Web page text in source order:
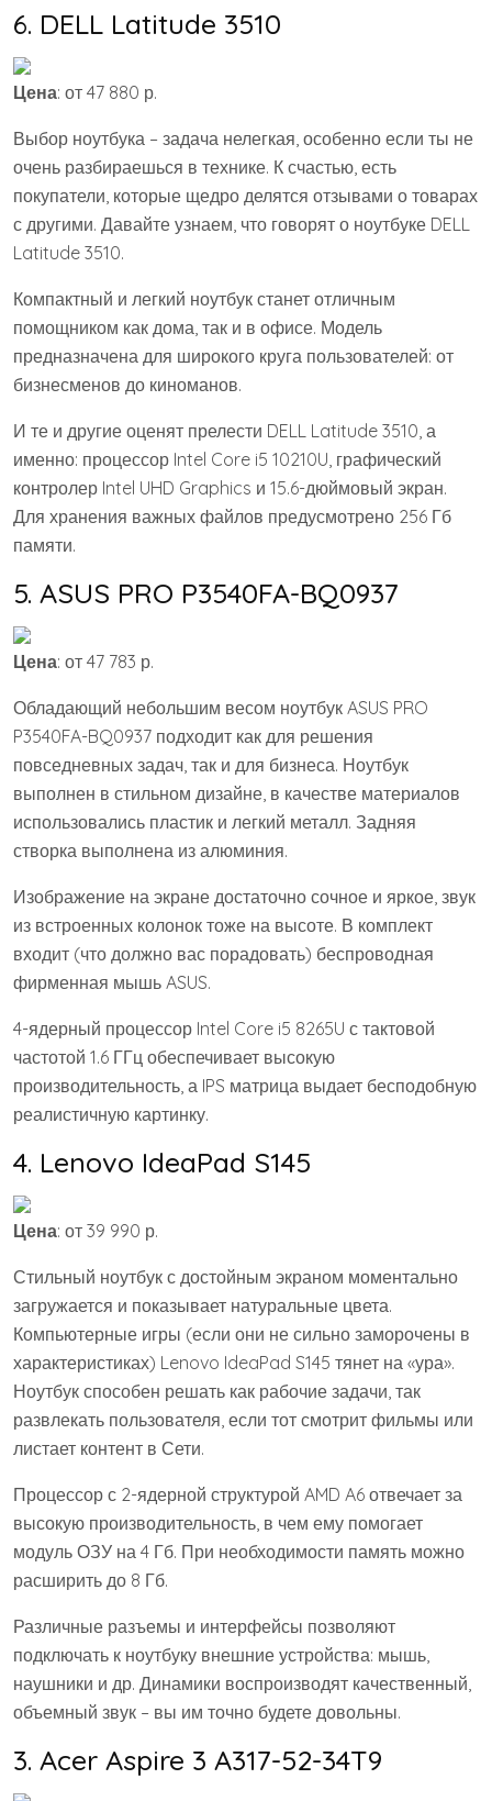
6. DELL Latitude 3510
Цена: от 47 880 р.
Выбор ноутбука – задача нелегкая, особенно если ты не
очень разбираешься в технике. К счастью, есть
покупатели, которые щедро делятся отзывами о товарах
с другими. Давайте узнаем, что говорят о ноутбуке DELL
Latitude 3510.
Компактный и легкий ноутбук станет отличным
помощником как дома, так и в офисе. Модель
предназначена для широкого круга пользователей: от
бизнесменов до киноманов.
И те и другие оценят прелести DELL Latitude 3510, а
именно: процессор Intel Core i5 10210U, графический
контролер Intel UHD Graphics и 15.6-дюймовый экран.
Для хранения важных файлов предусмотрено 256 Гб
памяти.
5. ASUS PRO P3540FA-BQ0937
Цена: от 47 783 р.
Обладающий небольшим весом ноутбук ASUS PRO
P3540FA-BQ0937 подходит как для решения
повседневных задач, так и для бизнеса. Ноутбук
выполнен в стильном дизайне, в качестве материалов
использовались пластик и легкий металл. Задняя
створка выполнена из алюминия.
Изображение на экране достаточно сочное и яркое, звук
из встроенных колонок тоже на высоте. В комплект
входит (что должно вас порадовать) беспроводная
фирменная мышь ASUS.
4-ядерный процессор Intel Core i5 8265U с тактовой
частотой 1.6 ГГц обеспечивает высокую
производительность, а IPS матрица выдает бесподобную
реалистичную картинку.
4. Lenovo IdeaPad S145
Цена: от 39 990 р.
Стильный ноутбук с достойным экраном моментально
загружается и показывает натуральные цвета.
Компьютерные игры (если они не сильно заморочены в
характеристиках) Lenovo IdeaPad S145 тянет на «ура».
Ноутбук способен решать как рабочие задачи, так
развлекать пользователя, если тот смотрит фильмы или
листает контент в Сети.
Процессор с 2-ядерной структурой AMD A6 отвечает за
высокую производительность, в чем ему помогает
модуль ОЗУ на 4 Гб. При необходимости память можно
расширить до 8 Гб.
Различные разъемы и интерфейсы позволяют
подключать к ноутбуку внешние устройства: мышь,
наушники и др. Динамики воспроизводят качественный,
объемный звук – вы им точно будете довольны.
3. Acer Aspire 3 A317-52-34T9